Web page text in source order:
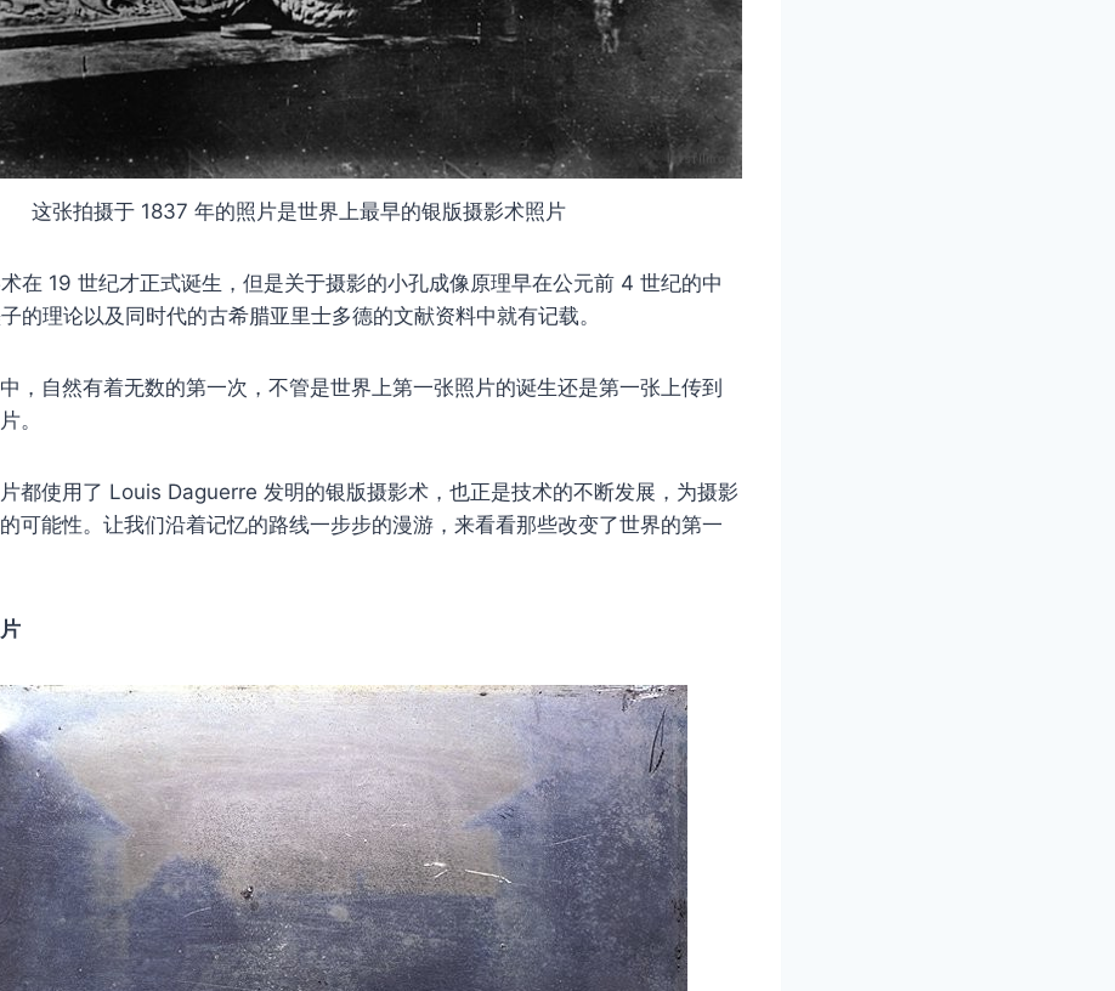
这张拍摄于 1837 年的照片是世界上最早的银版摄影术照片
在 19 世纪才正式诞生，但是关于摄影的小孔成像原理早在公元前 4 世纪的中
的理论以及同时代的古希腊亚里士多德的文献资料中就有记载。
，自然有着无数的第一次，不管是世界上第一张照片的诞生还是第一张上传到
。
都使用了 Louis Daguerre 发明的银版摄影术，也正是技术的不断发展，为摄影
可能性。让我们沿着记忆的路线一步步的漫游，来看看那些改变了世界的第一